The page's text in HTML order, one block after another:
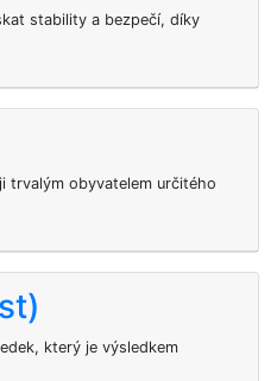
stability a bezpečí, díky
trvalým obyvatelem určitého
který je výsledkem